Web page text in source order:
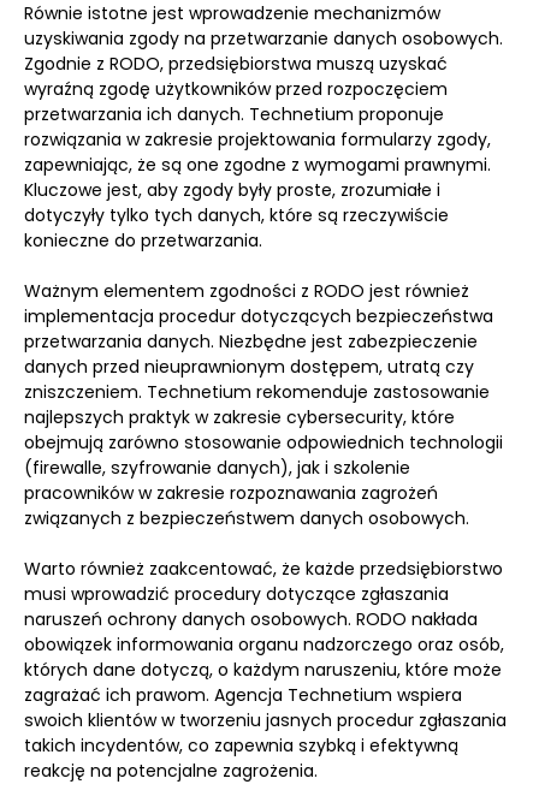
Równie istotne jest wprowadzenie mechanizmów
uzyskiwania zgody na przetwarzanie danych osobowych.
Zgodnie z RODO, przedsiębiorstwa muszą uzyskać
wyraźną zgodę użytkowników przed rozpoczęciem
przetwarzania ich danych. Technetium proponuje
rozwiązania w zakresie projektowania formularzy zgody,
zapewniając, że są one zgodne z wymogami prawnymi.
Kluczowe jest, aby zgody były proste, zrozumiałe i
dotyczyły tylko tych danych, które są rzeczywiście
konieczne do przetwarzania.
Ważnym elementem zgodności z RODO jest również
implementacja procedur dotyczących bezpieczeństwa
przetwarzania danych. Niezbędne jest zabezpieczenie
danych przed nieuprawnionym dostępem, utratą czy
zniszczeniem. Technetium rekomenduje zastosowanie
najlepszych praktyk w zakresie cybersecurity, które
obejmują zarówno stosowanie odpowiednich technologii
(firewalle, szyfrowanie danych), jak i szkolenie
pracowników w zakresie rozpoznawania zagrożeń
związanych z bezpieczeństwem danych osobowych.
Warto również zaakcentować, że każde przedsiębiorstwo
musi wprowadzić procedury dotyczące zgłaszania
naruszeń ochrony danych osobowych. RODO nakłada
obowiązek informowania organu nadzorczego oraz osób,
których dane dotyczą, o każdym naruszeniu, które może
zagrażać ich prawom. Agencja Technetium wspiera
swoich klientów w tworzeniu jasnych procedur zgłaszania
takich incydentów, co zapewnia szybką i efektywną
reakcję na potencjalne zagrożenia.